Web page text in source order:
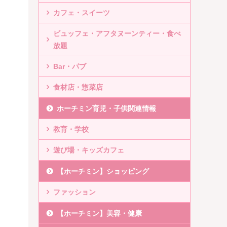
カフェ・スイーツ
ビュッフェ・アフタヌーンティー・食べ
放題
Bar・パブ
食材店・惣菜店
ホーチミン育児・子供関連情報
教育・学校
遊び場・キッズカフェ
【ホーチミン】ショッピング
ファッション
【ホーチミン】美容・健康